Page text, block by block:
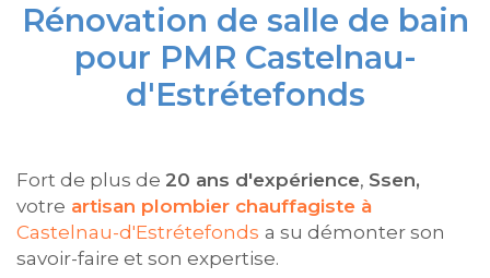
Rénovation de salle de bain
pour PMR Castelnau-
d'Estrétefonds
Fort de plus de 20 ans d'expérience, Ssen,
votre artisan plombier chauffagiste à
Castelnau-d'Estrétefonds a su démonter son
savoir-faire et son expertise.